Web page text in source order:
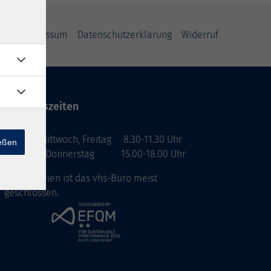
Impressum Datenschutzerklärung Widerruf
Öffnungszeiten
Montag, Mittwoch, Freitag 8.30-11.30 Uhr
Dienstag, Donnerstag 15.00-18.00 Uhr
In den Ferien ist das vhs-Büro meist
geschlossen.